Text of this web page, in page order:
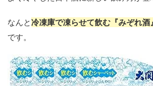
なんと冷凍庫で凍らせて飲む『みぞれ
です。